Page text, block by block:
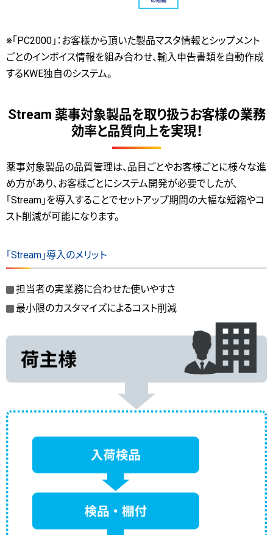
※「PC2000」：お客様から頂いた製品マスタ情報とシップメント
ごとのインボイス情報を組み合わせ、輸入申告書類を自動作成
するKWE独自のシステム。
Stream 薬事対象製品を取り扱うお客様の業務
効率と品質向上を実現！
薬事対象製品の品質管理は、品目ごとやお客様ごとに様々な進
め方があり、お客様ごとにシステム開発が必要でしたが、
「Stream」を導入することでセットアップ期間の大幅な短縮やコ
スト削減が可能になります。
「Stream」導入のメリット
担当者の実業務に合わせた使いやすさ
最小限のカスタマイズによるコスト削減